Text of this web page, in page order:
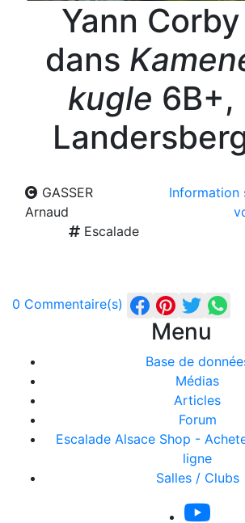
Yann Corby
dans
kugle 6B+,
GASSER
Arnaud
Information
Escalade
0 Commentaire(s)
Menu
Base de
Médias
Articles
Forum
Escalade Alsace Shop -
ligne
Salles / Clubs